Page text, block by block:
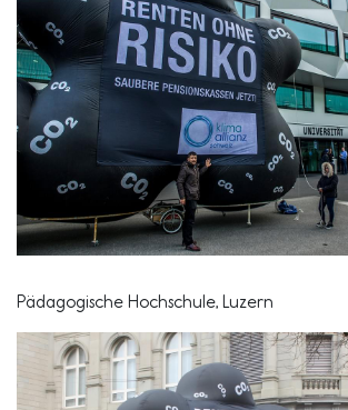
Pädagogische Hochschule, Luzern